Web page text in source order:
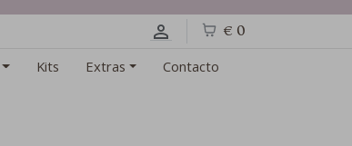
€ 0
Kits Extras Contacto